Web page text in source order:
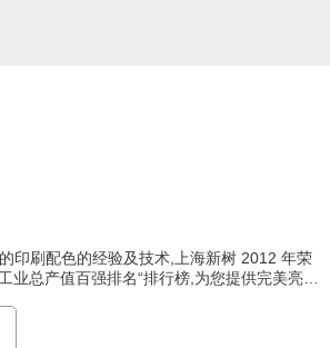
印刷配色的经验及技术,上海新树 2012 年荣
业总产值百强排名“排行榜,为您提供完美亮…